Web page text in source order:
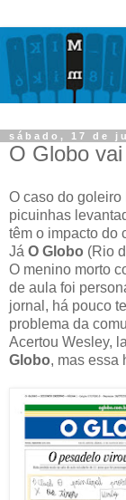
sábado, 17 de
O Globo
O caso do goleiro
picuinhas
têm o impacto do
Já O Globo (Rio
O menino morto
de aula foi
jornal, há pouco
problema da
Acertou Wesley,
Globo, mas essa